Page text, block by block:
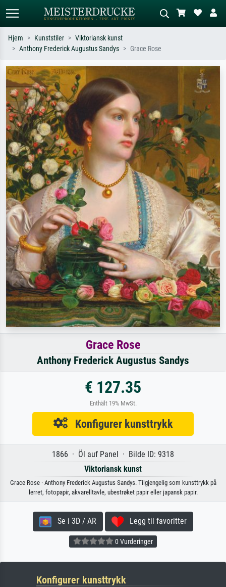
Søk etter kunstner, tittel eller stil – for
eksempel Monet, Stjernenatt,
impresjonisme, Hokusai-bølgen, akt.
Beskriv scenen – for eksempel grønn
eng, abstrakt med mye rødt, mørkt
oljemaleri, stående akt ved et tre.
Hjem Kunststiler
Viktoriansk kunst
Anthony Frederick Augustus Sandys
Grace Rose
Grace Rose
Anthony Frederick Augustus Sandys
€ 127.35
Enthält 19% MwSt.
Konfigurer kunsttrykk
1866 · Öl auf Panel · Bilde ID: 9318
Viktoriansk kunst
Grace Rose · Anthony Frederick Augustus Sandys. Tilgjengelig som kunsttrykk på
lerret, fotopapir, akvarelltavle, ubestrøket papir eller japansk papir.
Se i 3D / AR Legg til favoritter
0 Vurderinger
Konfigurer kunsttrykk